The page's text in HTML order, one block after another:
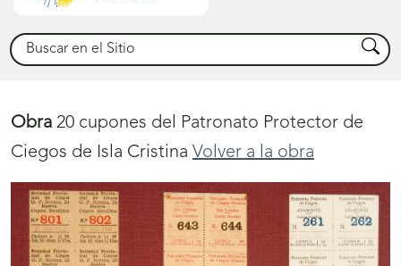
Buscar Buscar
Obra 20 cupones del Patronato Protector de
Ciegos de Isla Cristina Volver a la obra